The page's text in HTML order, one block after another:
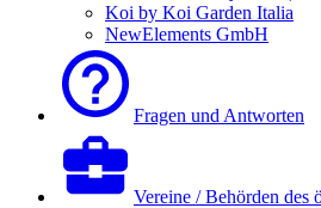
Koi by Koi Garden Italia
NewElements GmbH
Fragen und Antworten
Vereine / Behörden des